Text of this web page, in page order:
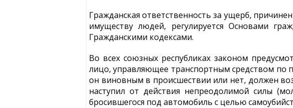
Гражданская ответственность за ущерб,
имуществу людей, регулируется Основами
Гражданскими кодексами.
Во всех союзных республиках законом
лицо, управляющее транспортным средством по
он виновным в происшествии или нет, должен
наступил от действия непреодолимой силы
бросившегося под автомобиль с целью